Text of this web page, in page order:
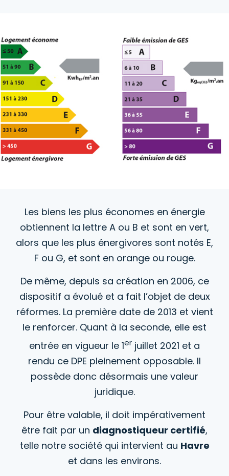
Les biens les plus économes en énergie
obtiennent la lettre A ou B et sont en vert,
alors que les plus énergivores sont notés E,
F ou G, et sont en orange ou rouge.
De même, depuis sa création en 2006, ce
dispositif a évolué et a fait l’objet de deux
réformes. La première date de 2013 et vient
le renforcer. Quant à la seconde, elle est
entrée en vigueur le 1er juillet 2021 et a
rendu ce DPE pleinement opposable. Il
possède donc désormais une valeur
juridique.
Pour être valable, il doit impérativement
être fait par un diagnostiqueur certifié,
telle notre société qui intervient au Havre
et dans les environs.